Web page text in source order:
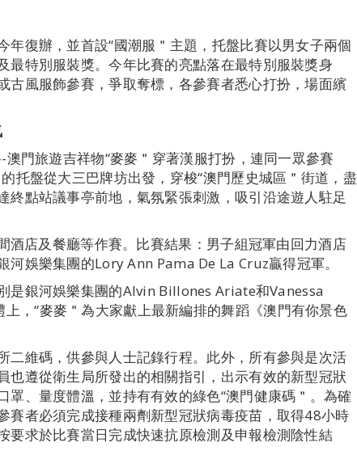
年復辦，並首設“國潮服＂主題，托盤比賽以男女子兩個
最特別服裝獎。今年比賽的亮點落在最特別服裝獎身
古風服飾參賽，爭取奪標，各參賽者悉心打扮，場面繽
門旅遊吉祥物“麥麥＂穿著漢服打扮，連同一眾參賽
托盤從大三巴牌坊出發，穿梭“澳門歷史城區＂街道，盡
終點站議事亭前地，氣氛緊張刺激，吸引沿途遊人駐足
酒店及餐廳等作賽。比賽結果：男子組冠軍由回力酒店
河娛樂集團的Lory Ann Pama De La Cruz贏得冠軍。
是銀河娛樂集團的Alvin Billones Ariate和Vanessa
，“麥麥＂為大家獻上最新編排的舞蹈《澳門有你景色
二維碼，供參與人士記錄行程。此外，所有參與是次活
也遵從衛生局所發出的相關指引，出示有效的新型冠狀
罩、量度體溫，並持有有效的綠色“澳門健康碼＂。為確
賽者必須完成接種兩劑新型冠狀病毒疫苗，取得48小時
要求於比賽當日完成快速抗原檢測及申報檢測陰性結